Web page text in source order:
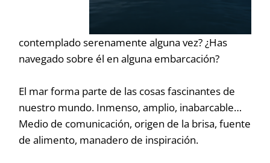
contemplado serenamente alguna vez? ¿Has
navegado sobre él en alguna embarcación?
El mar forma parte de las cosas fascinantes de
nuestro mundo. Inmenso, amplio, inabarcable…
Medio de comunicación, origen de la brisa, fuente
de alimento, manadero de inspiración.